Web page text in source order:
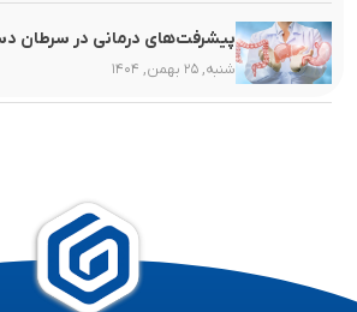
پیشرفت‌های درمانی در سرطان
شنبه, ۲۵ بهمن, ۱۴۰۴